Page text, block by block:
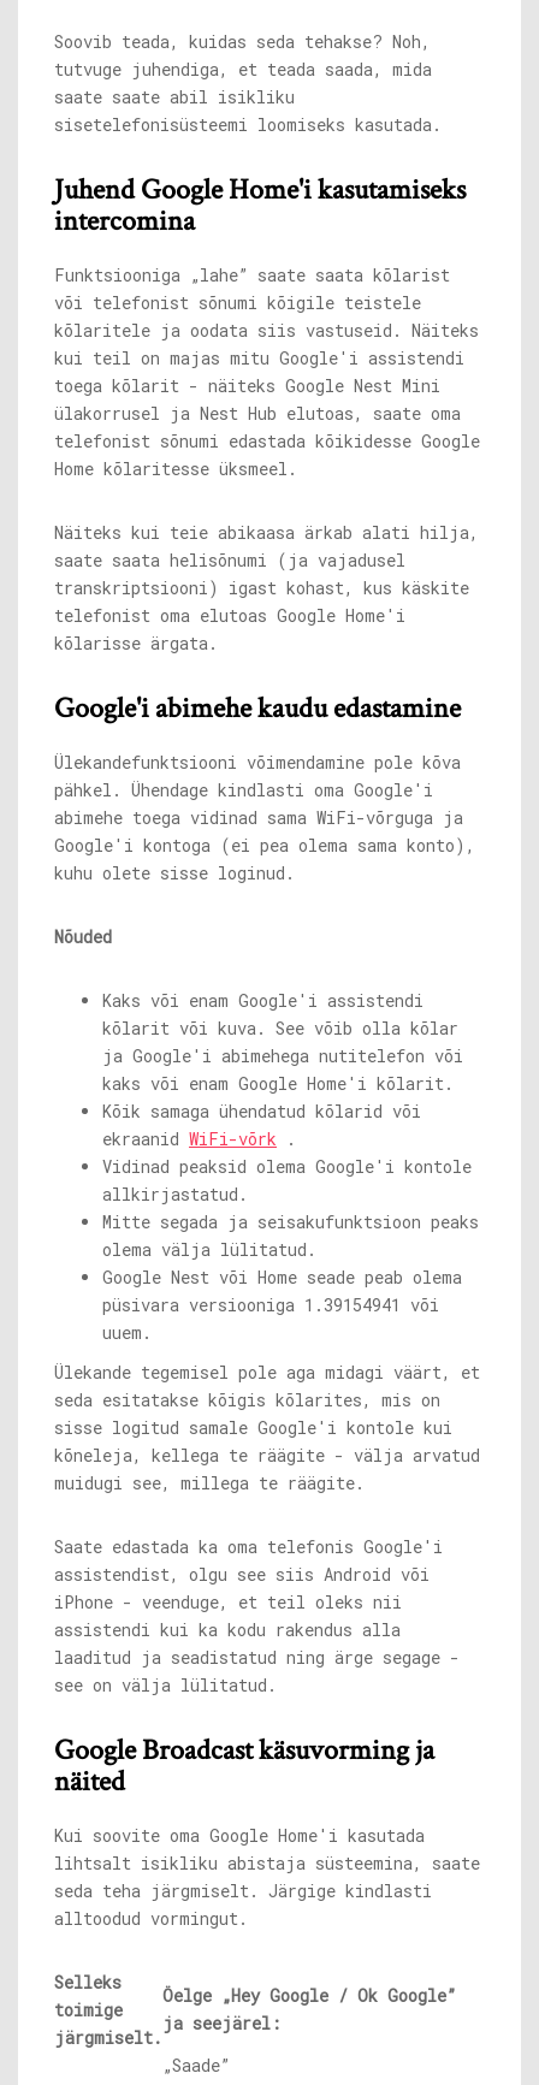
Soovib teada, kuidas seda tehakse? Noh,
tutvuge juhendiga, et teada saada, mida
saate saate abil isikliku
sisetelefonisüsteemi loomiseks kasutada.
Juhend Google Home'i kasutamiseks
intercomina
Funktsiooniga „lahe” saate saata kõlarist
või telefonist sõnumi kõigile teistele
kõlaritele ja oodata siis vastuseid. Näiteks
kui teil on majas mitu Google'i assistendi
toega kõlarit - näiteks Google Nest Mini
ülakorrusel ja Nest Hub elutoas, saate oma
telefonist sõnumi edastada kõikidesse Google
Home kõlaritesse üksmeel.
Näiteks kui teie abikaasa ärkab alati hilja,
saate saata helisõnumi (ja vajadusel
transkriptsiooni) igast kohast, kus käskite
telefonist oma elutoas Google Home'i
kõlarisse ärgata.
Google'i abimehe kaudu edastamine
Ülekandefunktsiooni võimendamine pole kõva
pähkel. Ühendage kindlasti oma Google'i
abimehe toega vidinad sama WiFi-võrguga ja
Google'i kontoga (ei pea olema sama konto),
kuhu olete sisse loginud.
Nõuded
Kaks või enam Google'i assistendi
kõlarit või kuva. See võib olla kõlar
ja Google'i abimehega nutitelefon või
kaks või enam Google Home'i kõlarit.
Kõik samaga ühendatud kõlarid või
ekraanid WiFi-võrk .
Vidinad peaksid olema Google'i kontole
allkirjastatud.
Mitte segada ja seisakufunktsioon peaks
olema välja lülitatud.
Google Nest või Home seade peab olema
püsivara versiooniga 1.39154941 või
uuem.
Ülekande tegemisel pole aga midagi väärt, et
seda esitatakse kõigis kõlarites, mis on
sisse logitud samale Google'i kontole kui
kõneleja, kellega te räägite - välja arvatud
muidugi see, millega te räägite.
Saate edastada ka oma telefonis Google'i
assistendist, olgu see siis Android või
iPhone - veenduge, et teil oleks nii
assistendi kui ka kodu rakendus alla
laaditud ja seadistatud ning ärge segage -
see on välja lülitatud.
Google Broadcast käsuvorming ja
näited
Kui soovite oma Google Home'i kasutada
lihtsalt isikliku abistaja süsteemina, saate
seda teha järgmiselt. Järgige kindlasti
alltoodud vormingut.
Selleks
toimige
järgmiselt.
Öelge „Hey Google / Ok Google”
ja seejärel:
„Saade”